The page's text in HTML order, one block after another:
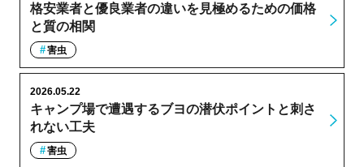
格安業者と優良業者の違いを見極めるための価格
と質の相関
害虫
キャンプ場で遭遇するブヨの潜伏ポイントと刺さ
れない工夫
2026.05.22
害虫